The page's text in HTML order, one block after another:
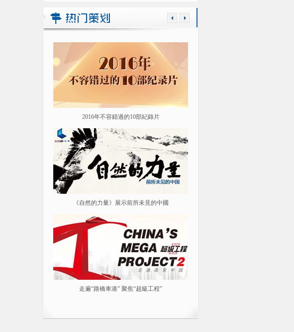
2016年不容錯過的10部紀錄片
《自然的力量》展示前所未見的中國
走遍“路橋車港” 聚焦“超級工程”